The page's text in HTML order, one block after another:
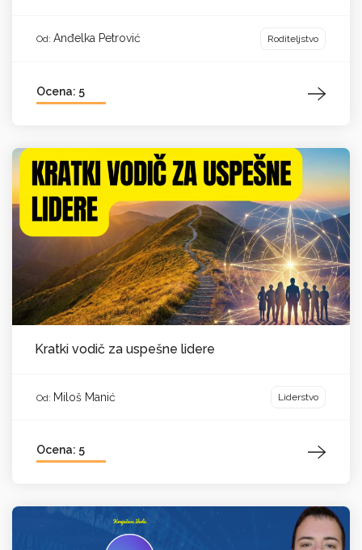
Od: Anđelka Petrović Roditeljstvo
Ocena: 5
Kratki vodič za uspešne lidere
Od: Miloš Manić Liderstvo
Ocena: 5